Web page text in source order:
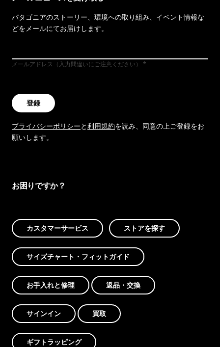
パタゴニアのストーリー、環境への取り組み、イベント情報な
どをメールにてお届けします。
メールアドレス（入力間違いにご注意ください）
登録
プライバシーポリシーと利用規約を読み、同意の上ご登録をお
願いします。
お困りですか？
カスタマーサービス ストアを探す
サイズチャート・フィットガイド
お手入れと修理 返品・交換
サインイン 買取
ギフトラッピング